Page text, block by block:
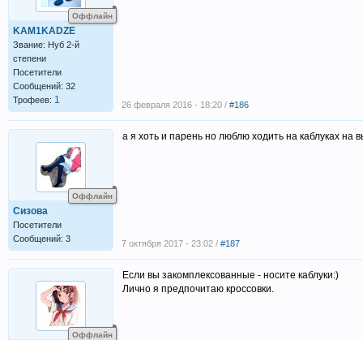
Оффлайн
KAM1KADZE
Звание: Нуб 2-й
степени
Посетители
Сообщений: 32
Трофеев: 1 26 февраля 2016 - 18:20 / #186
Оффлайн
Сизова
Посетители
Сообщений: 3
а я хоть и парень но люблю ходить на каблуках на
7 октября 2017 - 23:02 / #187
Оффлайн
Если вы закомплексованные - носите каблуки:)
Лично я предпочитаю кроссовки.